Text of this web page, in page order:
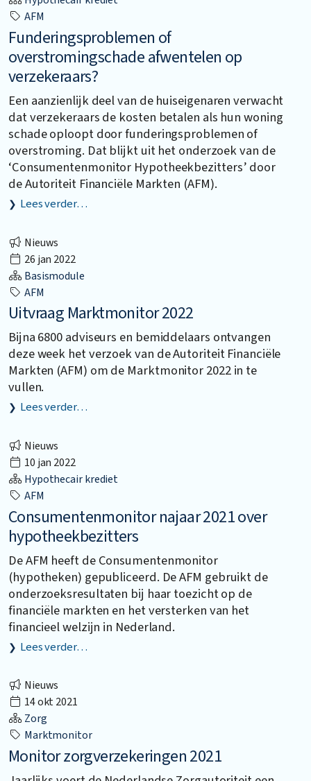
AFM
Funderingsproblemen of
overstromingschade afwentelen op
verzekeraars?
Een aanzienlijk deel van de huiseigenaren verwacht
dat verzekeraars de kosten betalen als hun woning
schade oploopt door funderingsproblemen of
overstroming. Dat blijkt uit het onderzoek van de
‘Consumentenmonitor Hypotheekbezitters’ door
de Autoriteit Financiële Markten (AFM).
Lees verder…
Nieuws
26 jan 2022
Basismodule
AFM
Uitvraag Marktmonitor 2022
Bijna 6800 adviseurs en bemiddelaars ontvangen
deze week het verzoek van de Autoriteit Financiële
Markten (AFM) om de Marktmonitor 2022 in te
vullen.
Lees verder…
Nieuws
10 jan 2022
Hypothecair krediet
AFM
Consumentenmonitor najaar 2021 over
hypotheekbezitters
De AFM heeft de Consumentenmonitor
(hypotheken) gepubliceerd. De AFM gebruikt de
onderzoeksresultaten bij haar toezicht op de
financiële markten en het versterken van het
financieel welzijn in Nederland.
Lees verder…
Nieuws
14 okt 2021
Zorg
Marktmonitor
Monitor zorgverzekeringen 2021